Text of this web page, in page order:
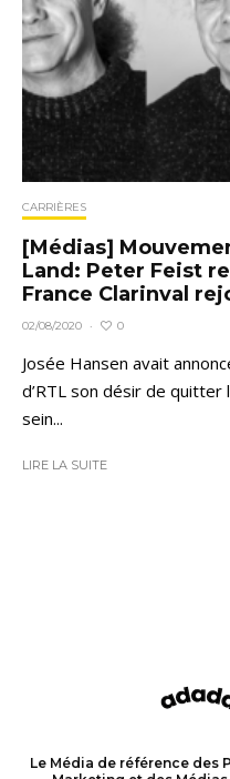
CARRIÈRES
[Médias]
Land: Peter Feist
France Clarinval
02/08/2020 · 0
Josée Hansen avait
d’RTL son désir de quitter
sein...
LIRE LA SUITE
Le Média de référence des